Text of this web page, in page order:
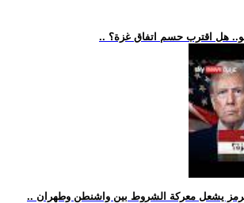
هل اقترب حسم اتفاق غزة؟
يشعل معركة الشروط بين واشنطن وطهران